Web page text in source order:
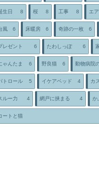
生日 8 桜 8 工事 8 エ
風 6 床暖房 6 奇跡の一枚 6
レゼント 6 たわしっぽ 6
ゃんたま 6 野良猫 6 動物病院
トロール 5 イケアベッド 4 カ
ルー力 4 網戸に挟まる 4 か
ートと猫